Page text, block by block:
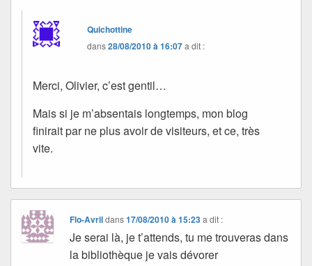
Quichottine
dans28/08/2010 à 16:07a dit :
Merci, Olivier, c’est gentil…
Mais si je m’absentais longtemps, mon blog
finirait par ne plus avoir de visiteurs, et ce, très
vite.
Flo-Avrildans17/08/2010 à 15:23 a dit :
Je serai là, je t’attends, tu me trouveras dans
la bibliothèque je vais dévorer